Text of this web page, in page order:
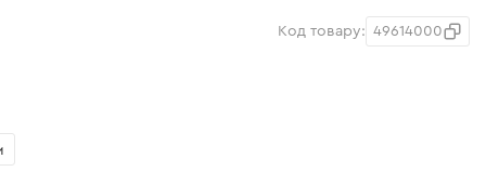
Код товару: 49614000